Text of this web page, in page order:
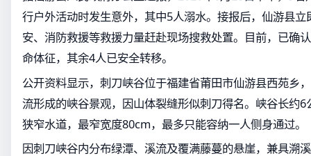
行户外活动时发生意外，其中5人溺水。接报后，仙游县
安、消防救援等救援力量赶赴现场搜救处置。目前，已确
命体征，其余4人已安全转移。
公开资料显示，刺刀峡谷位于福建省莆田市仙游县西苑乡
流形成的峡谷景观，因山体裂缝形似刺刀得名。峡谷长约6
狭窄水道，最窄宽度80cm，最多只能容纳一人侧身通过。
因刺刀峡谷内分布绿潭、溪流及覆满藤蔓的悬崖，兼具溯